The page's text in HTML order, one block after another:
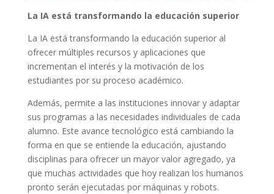
La IA está transformando la educación superior
La IA está transformando la educación superior al
ofrecer múltiples recursos y aplicaciones que
incrementan el interés y la motivación de los
estudiantes por su proceso académico.
Además, permite a las instituciones innovar y adaptar
sus programas a las necesidades individuales de cada
alumno. Este avance tecnológico está cambiando la
forma en que se entiende la educación, ajustando
disciplinas para ofrecer un mayor valor agregado, ya
que muchas actividades que hoy realizan los humanos
pronto serán ejecutadas por máquinas y robots.